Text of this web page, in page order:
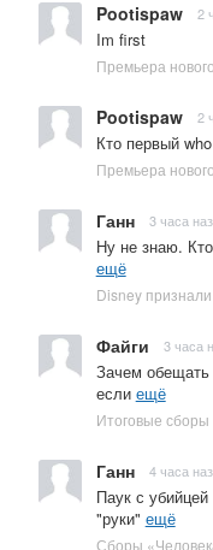
Pootispaw 2
Im first
Pootispaw 2
Кто первый
Ганн 3 часа
Ну не знаю.
ещё
Файги 3 часа
Зачем
если ещё
Ганн 4 часа
Паук с
"руки" ещё